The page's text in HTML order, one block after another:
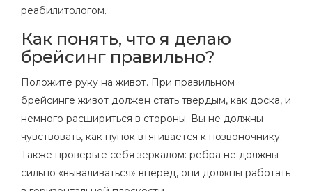
реабилитологом.
Как понять, что я делаю
брейсинг правильно?
Положите руку на живот. При правильном
брейсинге живот должен стать твердым, как доска, и
немного расшириться в стороны. Вы не должны
чувствовать, как пупок втягивается к позвоночнику.
Также проверьте себя зеркалом: ребра не должны
сильно «вываливаться» вперед, они должны работать